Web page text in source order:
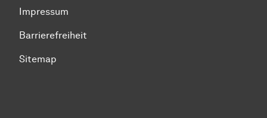
Impressum
Barrierefreiheit
Sitemap